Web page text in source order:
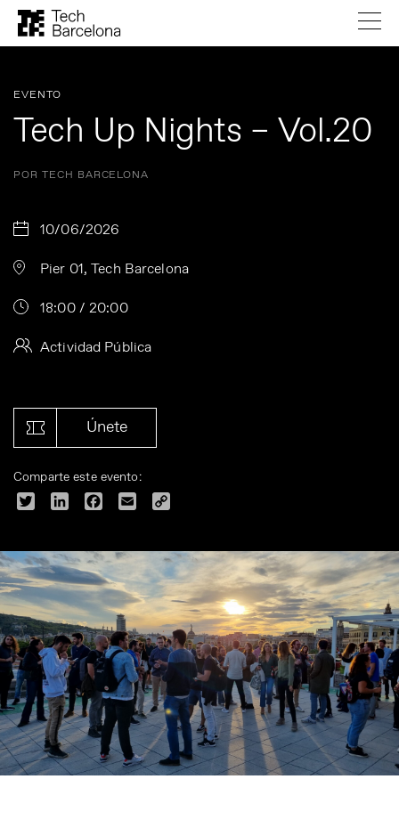
EVENTO
Tech Up Nights – Vol.20
POR TECH BARCELONA
10/06/2026
Pier 01, Tech Barcelona
18:00 / 20:00
Actividad Pública
Únete
Comparte este evento:
Twitter LinkedInFacebook
Email